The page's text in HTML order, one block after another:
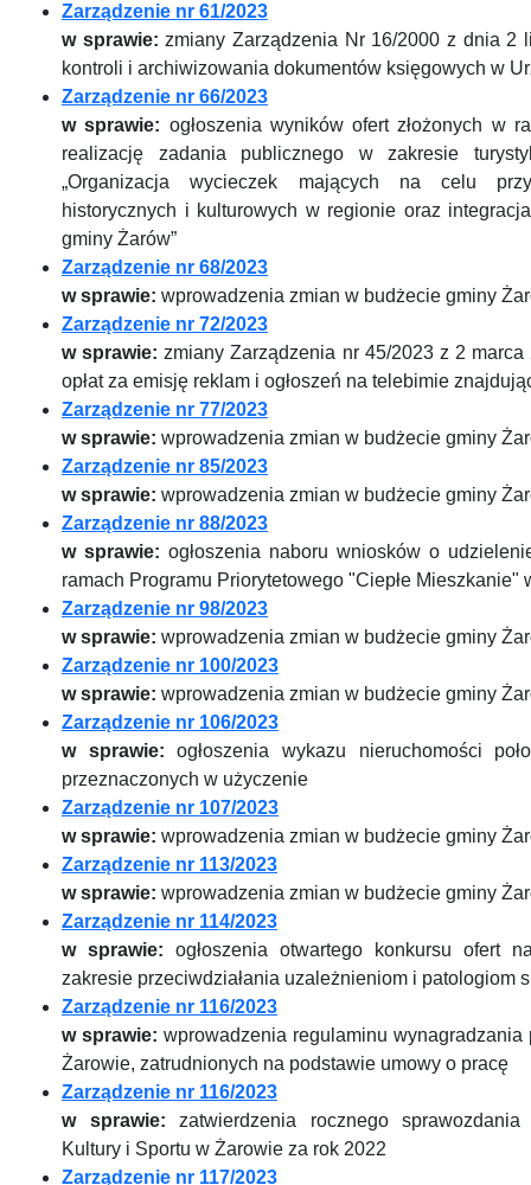
Zarządzenie nr 61/2023
w sprawie: zmiany Zarządzenia Nr 16/2000 z dnia 2
kontroli i archiwizowania dokumentów księgowych w
Zarządzenie nr 66/2023
w sprawie: ogłoszenia wyników ofert złożonych w
realizację zadania publicznego w zakresie
„Organizacja wycieczek mających na celu
historycznych i kulturowych w regionie oraz
gminy Żarów”
Zarządzenie nr 68/2023
w sprawie: wprowadzenia zmian w budżecie gminy
Zarządzenie nr 72/2023
w sprawie:zmiany Zarządzenia nr 45/2023 z 2
opłat za emisję reklam i ogłoszeń na telebimie
Zarządzenie nr 77/2023
w sprawie: wprowadzenia zmian w budżecie gminy
Zarządzenie nr 85/2023
w sprawie: wprowadzenia zmian w budżecie gminy
Zarządzenie nr 88/2023
w sprawie: ogłoszenia naboru wniosków o
ramach Programu Priorytetowego "Ciepłe Mieszkanie"
Zarządzenie nr 98/2023
w sprawie: wprowadzenia zmian w budżecie gminy
Zarządzenie nr 100/2023
w sprawie: wprowadzenia zmian w budżecie gminy
Zarządzenie nr 106/2023
w sprawie: ogłoszenia wykazu nieruchomości
przeznaczonych w użyczenie
Zarządzenie nr 107/2023
w sprawie: wprowadzenia zmian w budżecie gminy
Zarządzenie nr 113/2023
w sprawie: wprowadzenia zmian w budżecie gminy
Zarządzenie nr 114/2023
w sprawie: ogłoszenia otwartego konkursu ofert
zakresie przeciwdziałania uzależnieniom i patologiom
Zarządzenie nr 116/2023
w sprawie: wprowadzenia regulaminu
Żarowie, zatrudnionych na podstawie umowy o pracę
Zarządzenie nr 116/2023
w sprawie: zatwierdzenia rocznego
Kultury i Sportu w Żarowie za rok 2022
Zarządzenie nr 117/2023